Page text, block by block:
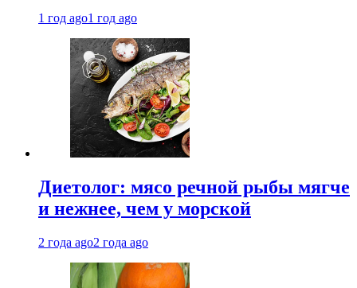
1 год ago1 год ago
Диетолог: мясо речной рыбы мягче
и нежнее, чем у морской
2 года ago2 года ago